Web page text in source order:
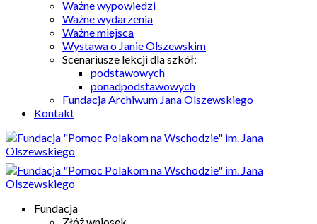
Ważne wypowiedzi
Ważne wydarzenia
Ważne miejsca
Wystawa o Janie Olszewskim
Scenariusze lekcji dla szkół:
podstawowych
ponadpodstawowych
Fundacja Archiwum Jana Olszewskiego
Kontakt
Fundacja